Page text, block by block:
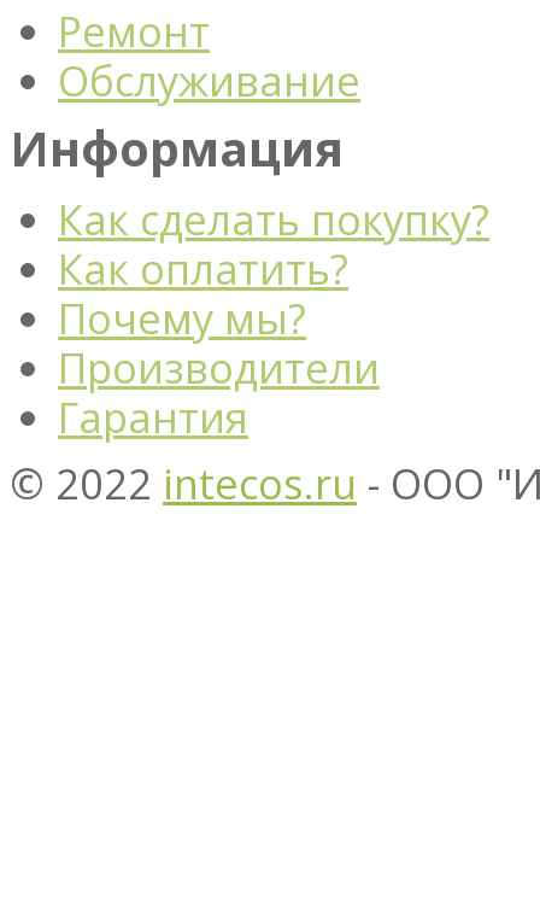
Ремонт
Обслуживание
Информация
Как сделать покупку?
Как оплатить?
Почему мы?
Производители
Гарантия
© 2022 intecos.ru - ООО